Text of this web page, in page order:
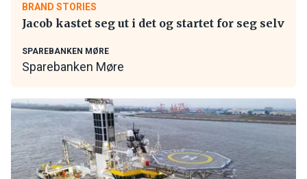
BRAND STORIES
Jacob kastet seg ut i det og startet for seg selv
SPAREBANKEN MØRE
Sparebanken Møre